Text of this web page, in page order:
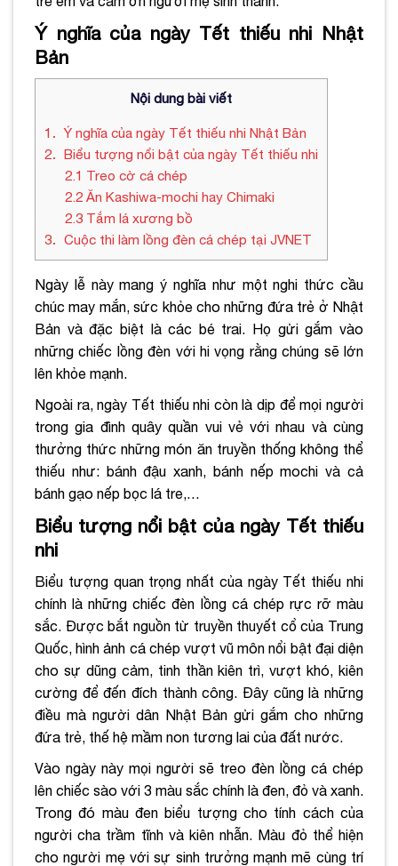
Ý nghĩa của ngày Tết thiếu nhi Nhật
Bản
Nội dung bài viết
1
Ý nghĩa của ngày Tết thiếu nhi Nhật Bản
2
Biểu tượng nổi bật của ngày Tết thiếu nhi
2.1 Treo cờ cá chép
2.2Ăn Kashiwa-mochi hay Chimaki
2.3Tắm lá xương bồ
3
Cuộc thi làm lồng đèn cá chép tại JVNET
Ngày lễ này mang ý nghĩa như một nghi thức cầu
chúc may mắn, sức khỏe cho những đứa trẻ ở Nhật
Bản và đặc biệt là các bé trai. Họ gửi gắm vào
những chiếc lồng đèn với hi vọng rằng chúng sẽ lớn
lên khỏe mạnh.
Ngoài ra, ngày Tết thiếu nhi còn là dịp để mọi người
trong gia đình quây quần vui vẻ với nhau và cùng
thưởng thức những món ăn truyền thống không thể
thiếu như: bánh đậu xanh, bánh nếp mochi và cả
bánh gạo nếp bọc lá tre,…
Biểu tượng nổi bật của ngày Tết thiếu
nhi
Biểu tượng quan trọng nhất của ngày Tết thiếu nhi
chính là những chiếc đèn lồng cá chép rực rỡ màu
sắc. Được bắt nguồn từ truyền thuyết cổ của Trung
Quốc, hình ảnh cá chép vượt vũ môn nổi bật đại diện
cho sự dũng cảm, tinh thần kiên trì, vượt khó, kiên
cường để đến đích thành công. Đây cũng là những
điều mà người dân Nhật Bản gửi gắm cho những
đứa trẻ, thế hệ mầm non tương lai của đất nước.
Vào ngày này mọi người sẽ treo đèn lồng cá chép
lên chiếc sào với 3 màu sắc chính là đen, đỏ và xanh.
Trong đó màu đen biểu tượng cho tính cách của
người cha trầm tĩnh và kiên nhẫn. Màu đỏ thể hiện
cho người mẹ với sự sinh trưởng mạnh mẽ cùng trí